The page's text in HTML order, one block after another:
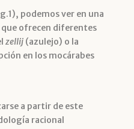
podemos ver en una
ofrecen diferentes
zellij(azulejo) o la
en los mocárabes
a partir de este
racional